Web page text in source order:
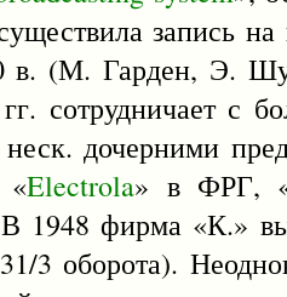
запись
в. (М. Гарден, Э.
сотрудничает с
дочерними
«Electrola» в ФРГ,
1948 фирма «К.»
3 оборота).